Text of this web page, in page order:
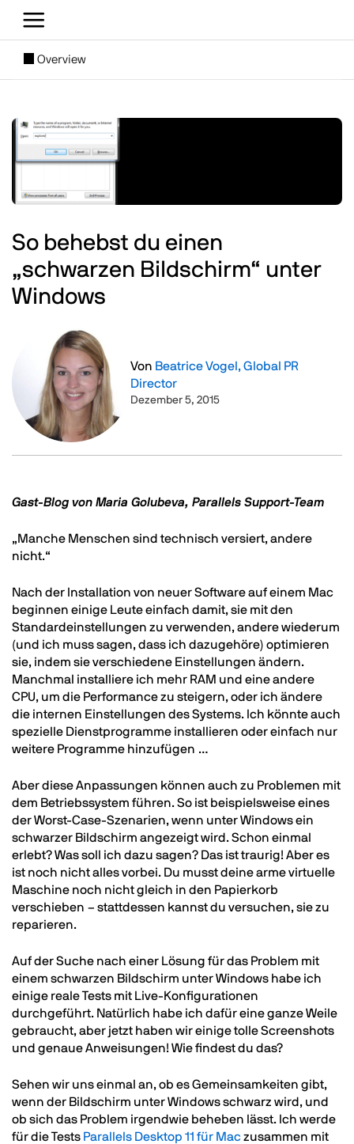
[SUBNAV] Blogs
Overview
Image
So behebst du einen
„schwarzen Bildschirm“ unter
Windows
Von Beatrice Vogel, Global PR
Director
Dezember 5, 2015
Text
Gast-Blog von Maria Golubeva, Parallels Support-Team
„Manche Menschen sind technisch versiert, andere
nicht.“
Nach der Installation von neuer Software auf einem Mac
beginnen einige Leute einfach damit, sie mit den
Standardeinstellungen zu verwenden, andere wiederum
(und ich muss sagen, dass ich dazugehöre) optimieren
sie, indem sie verschiedene Einstellungen ändern.
Manchmal installiere ich mehr RAM und eine andere
CPU, um die Performance zu steigern, oder ich ändere
die internen Einstellungen des Systems. Ich könnte auch
spezielle Dienstprogramme installieren oder einfach nur
weitere Programme hinzufügen …
Aber diese Anpassungen können auch zu Problemen mit
dem Betriebssystem führen. So ist beispielsweise eines
der Worst-Case-Szenarien, wenn unter Windows ein
schwarzer Bildschirm angezeigt wird. Schon einmal
erlebt? Was soll ich dazu sagen? Das ist traurig! Aber es
ist noch nicht alles vorbei. Du musst deine arme virtuelle
Maschine noch nicht gleich in den Papierkorb
verschieben – stattdessen kannst du versuchen, sie zu
reparieren.
Auf der Suche nach einer Lösung für das Problem mit
einem schwarzen Bildschirm unter Windows habe ich
einige reale Tests mit Live-Konfigurationen
durchgeführt. Natürlich habe ich dafür eine ganze Weile
gebraucht, aber jetzt haben wir einige tolle Screenshots
und genaue Anweisungen! Wie findest du das?
Sehen wir uns einmal an, ob es Gemeinsamkeiten gibt,
wenn der Bildschirm unter Windows schwarz wird, und
ob sich das Problem irgendwie beheben lässt. Ich werde
für die Tests Parallels Desktop 11 für Maczusammen mit